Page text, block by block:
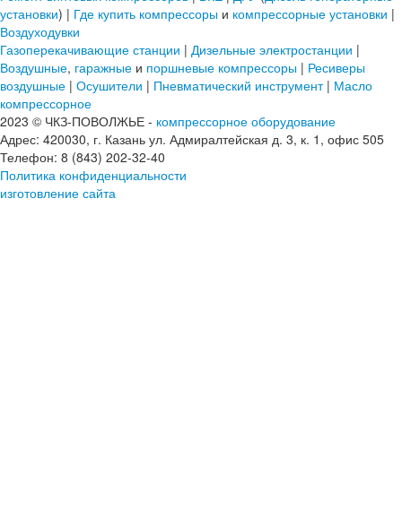
установки) | Где купить компрессоры и компрессорные установки |
Воздуходувки
Газоперекачивающие станции | Дизельные электростанции |
Воздушные, гаражные и поршневые компрессоры | Ресиверы
воздушные | Осушители | Пневматический инструмент| Масло
компрессорное
2023 © ЧКЗ-ПОВОЛЖЬЕ - компрессорное оборудование
Адрес: 420030, г. Казань ул. Адмиралтейская д. 3, к. 1, офис 505
Телефон: 8 (843) 202-32-40
Политика конфиденциальности
изготовление сайта